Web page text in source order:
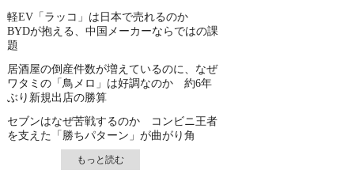
軽EV「ラッコ」は日本で売れるのか
BYDが抱える、中国メーカーならではの課
題
居酒屋の倒産件数が増えているのに、なぜ
ワタミの「鳥メロ」は好調なのか 約6年
ぶり新規出店の勝算
セブンはなぜ苦戦するのか コンビニ王者
を支えた「勝ちパターン」が曲がり角
もっと読む